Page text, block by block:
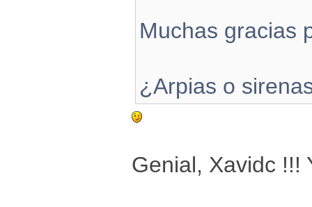
Muchas gracias
¿Arpias o
Genial, Xavidc !!!